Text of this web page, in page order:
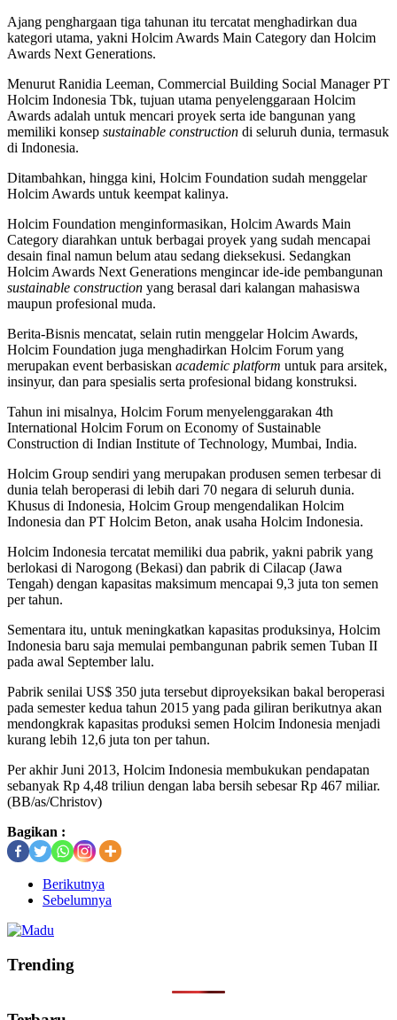
Ajang penghargaan tiga tahunan itu tercatat menghadirkan dua
kategori utama, yakni Holcim Awards Main Category dan Holcim
Awards Next Generations.
Menurut Ranidia Leeman, Commercial Building Social Manager PT
Holcim Indonesia Tbk, tujuan utama penyelenggaraan Holcim
Awards adalah untuk mencari proyek serta ide bangunan yang
memiliki konsep sustainable construction di seluruh dunia, termasuk
di Indonesia.
Ditambahkan, hingga kini, Holcim Foundation sudah menggelar
Holcim Awards untuk keempat kalinya.
Holcim Foundation menginformasikan, Holcim Awards Main
Category diarahkan untuk berbagai proyek yang sudah mencapai
desain final namun belum atau sedang dieksekusi. Sedangkan
Holcim Awards Next Generations mengincar ide-ide pembangunan
sustainable construction yang berasal dari kalangan mahasiswa
maupun profesional muda.
Berita-Bisnis mencatat, selain rutin menggelar Holcim Awards,
Holcim Foundation juga menghadirkan Holcim Forum yang
merupakan event berbasiskan academic platform untuk para arsitek,
insinyur, dan para spesialis serta profesional bidang konstruksi.
Tahun ini misalnya, Holcim Forum menyelenggarakan 4th
International Holcim Forum on Economy of Sustainable
Construction di Indian Institute of Technology, Mumbai, India.
Holcim Group sendiri yang merupakan produsen semen terbesar di
dunia telah beroperasi di lebih dari 70 negara di seluruh dunia.
Khusus di Indonesia, Holcim Group mengendalikan Holcim
Indonesia dan PT Holcim Beton, anak usaha Holcim Indonesia.
Holcim Indonesia tercatat memiliki dua pabrik, yakni pabrik yang
berlokasi di Narogong (Bekasi) dan pabrik di Cilacap (Jawa
Tengah) dengan kapasitas maksimum mencapai 9,3 juta ton semen
per tahun.
Sementara itu, untuk meningkatkan kapasitas produksinya, Holcim
Indonesia baru saja memulai pembangunan pabrik semen Tuban II
pada awal September lalu.
Pabrik senilai US$ 350 juta tersebut diproyeksikan bakal beroperasi
pada semester kedua tahun 2015 yang pada giliran berikutnya akan
mendongkrak kapasitas produksi semen Holcim Indonesia menjadi
kurang lebih 12,6 juta ton per tahun.
Per akhir Juni 2013, Holcim Indonesia membukukan pendapatan
sebanyak Rp 4,48 triliun dengan laba bersih sebesar Rp 467 miliar.
(BB/as/Christov)
Bagikan :
Berikutnya
Sebelumnya
Trending